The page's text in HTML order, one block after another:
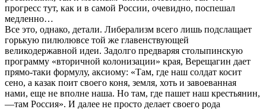
прогресс тут, как и в самой России, очевидно, поспешал
медленно…
Все это, однако, детали. Либерализм всего лишь подслащает
горькую пилюлювсе той же главенствующей
великодержавной идеи. Задолго предваряя столыпинскую
программу «вторичной колонизации» края, Верещагин дает
прямо-таки формулу, аксиому: «Там, где наш солдат косит
сено, а казак поит своего коня, земля, хоть и завоеванная
нами, еще не вполне наша. Но там, где пашет наш крестьянин,
—там Россия». И далее не просто делает своего рода